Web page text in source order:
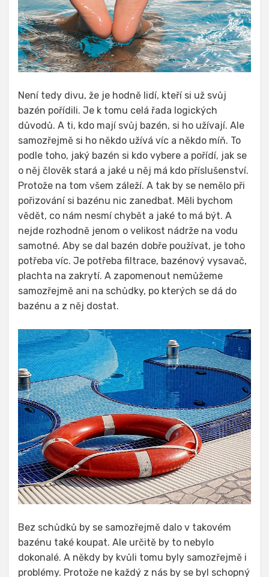
Není tedy divu, že je hodně lidí, kteří si už svůj
bazén pořídili. Je k tomu celá řada logických
důvodů. A ti, kdo mají svůj bazén, si ho užívají. Ale
samozřejmě si ho někdo užívá víc a někdo míň. To
podle toho, jaký bazén si kdo vybere a pořídí, jak se
o něj člověk stará a jaké u něj má kdo příslušenství.
Protože na tom všem záleží. A tak by se nemělo při
pořizování si bazénu nic zanedbat. Měli bychom
vědět, co nám nesmí chybět a jaké to má být. A
nejde rozhodně jenom o velikost nádrže na vodu
samotné. Aby se dal bazén dobře používat, je toho
potřeba víc. Je potřeba filtrace, bazénový vysavač,
plachta na zakrytí. A zapomenout nemůžeme
samozřejmě ani na schůdky, po kterých se dá do
bazénu a z něj dostat.
Bez schůdků by se samozřejmě dalo v takovém
bazénu také koupat. Ale určitě by to nebylo
dokonalé. A někdy by kvůli tomu byly samozřejmě i
problémy. Protože ne každý z nás by se byl schopný